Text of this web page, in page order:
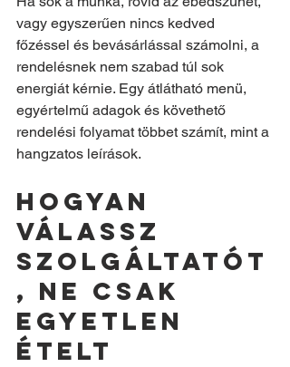
vagy egyszerűen nincs kedved
főzéssel és bevásárlással számolni, a
rendelésnek nem szabad túl sok
energiát kérnie. Egy átlátható menü,
egyértelmű adagok és követhető
rendelési folyamat többet számít, mint a
hangzatos leírások.
Hogyan
válassz
szolgáltatót
, ne csak
egyetlen
ételt